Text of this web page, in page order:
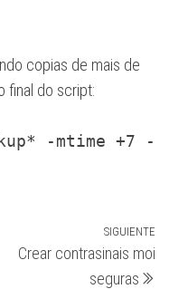
copias de mais de
final do script:
-mtime +7 -
SIGUIENTE
Crear contrasinais moi
seguras